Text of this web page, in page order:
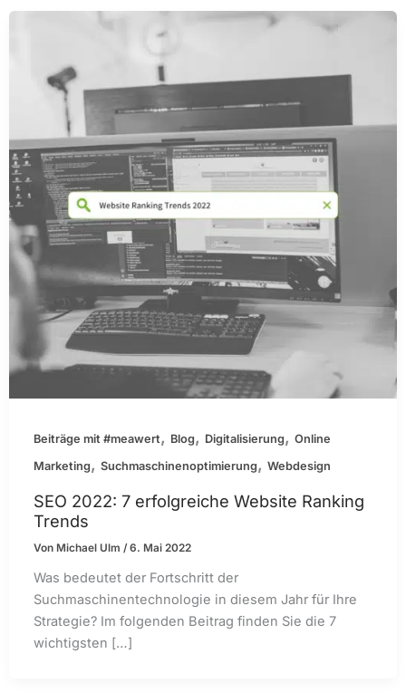
Beiträge mit #meawert, Blog, Digitalisierung,Online
Marketing,Suchmaschinenoptimierung,Webdesign
SEO 2022: 7 erfolgreiche Website Ranking
Trends
Von Michael Ulm/6. Mai 2022
Was bedeutet der Fortschritt der
Suchmaschinentechnologie in diesem Jahr für Ihre
Strategie? Im folgenden Beitrag finden Sie die 7
wichtigsten […]